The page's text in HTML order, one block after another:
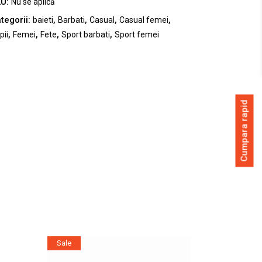
Cumpara rapid
Nu se aplică
baieti, Barbati, Casual , Casual femei,
, Femei, Fete, Sport barbati, Sport femei
Sale